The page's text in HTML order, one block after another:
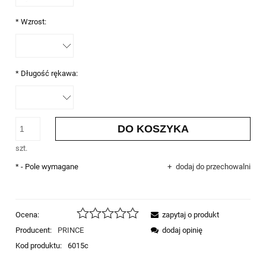
* Wzrost:
* Długość rękawa:
szt.
DO KOSZYKA
dodaj do przechowalni
* - Pole wymagane
Ocena:
Producent:
PRINCE
Kod produktu:
6015c
zapytaj o produkt
dodaj opinię